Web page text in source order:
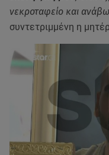
νεκροταφείο και
συντετριμμένη η